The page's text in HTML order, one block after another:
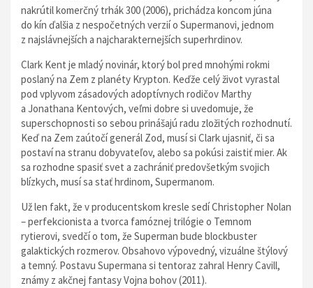
nakrútil komerčný trhák 300 (2006), prichádza koncom júna
do kín ďalšia z nespočetných verzií o Supermanovi, jednom
z najslávnejších a najcharakternejších superhrdinov.
Clark Kent je mladý novinár, ktorý bol pred mnohými rokmi
poslaný na Zem z planéty Krypton. Keďže celý život vyrastal
pod vplyvom zásadových adoptívnych rodičov Marthy
a Jonathana Kentových, veľmi dobre si uvedomuje, že
superschopnosti so sebou prinášajú radu zložitých rozhodnutí.
Keď na Zem zaútočí generál Zod, musí si Clark ujasniť, či sa
postaví na stranu dobyvateľov, alebo sa pokúsi zaistiť mier. Ak
sa rozhodne spasiť svet a zachrániť predovšetkým svojich
blízkych, musí sa stať hrdinom, Supermanom.
Už len fakt, že v producentskom kresle sedí Christopher Nolan
– perfekcionista a tvorca famóznej trilógie o Temnom
rytierovi, svedčí o tom, že Superman bude blockbuster
galaktických rozmerov. Obsahovo výpovedný, vizuálne štýlový
a temný. Postavu Supermana si tentoraz zahral Henry Cavill,
známy z akčnej fantasy Vojna bohov (2011).